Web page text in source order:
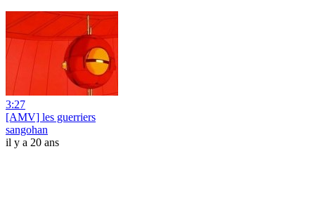
3:27
[AMV] les guerriers
sangohan
il y a 20 ans